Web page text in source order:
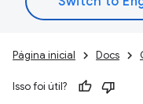
Página inicial Docs
Isso foi útil?